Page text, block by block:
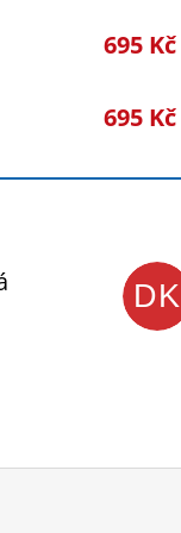
695 Kč
695 Kč
je 5 z 5 hvězdiček.DK